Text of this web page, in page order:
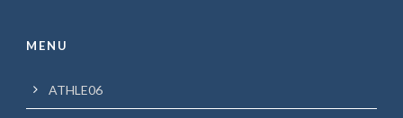
MENU
ATHLE06